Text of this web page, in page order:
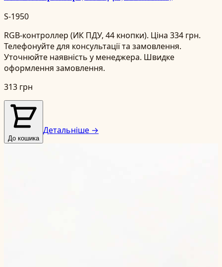
S-1950
RGB-контроллер (ИК ПДУ, 44 кнопки). Ціна 334 грн.
Телефонуйте для консультації та замовлення.
Уточнюйте наявність у менеджера. Швидке
оформлення замовлення.
313 грн
До кошика
Детальніше →